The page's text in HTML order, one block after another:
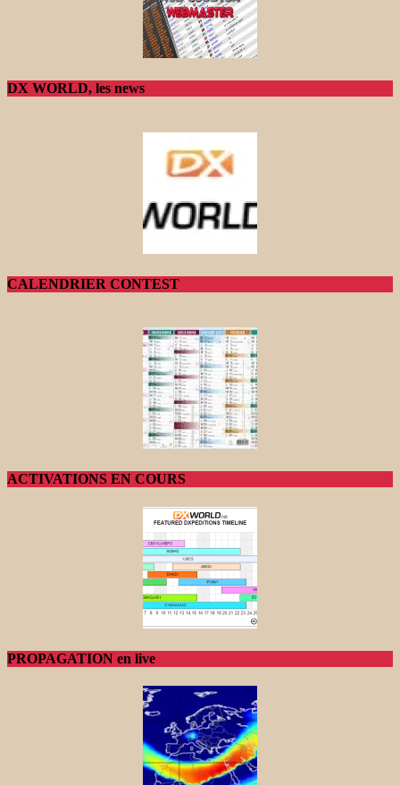
DX WORLD, les news
CALENDRIER CONTEST
ACTIVATIONS EN COURS
PROPAGATION en live